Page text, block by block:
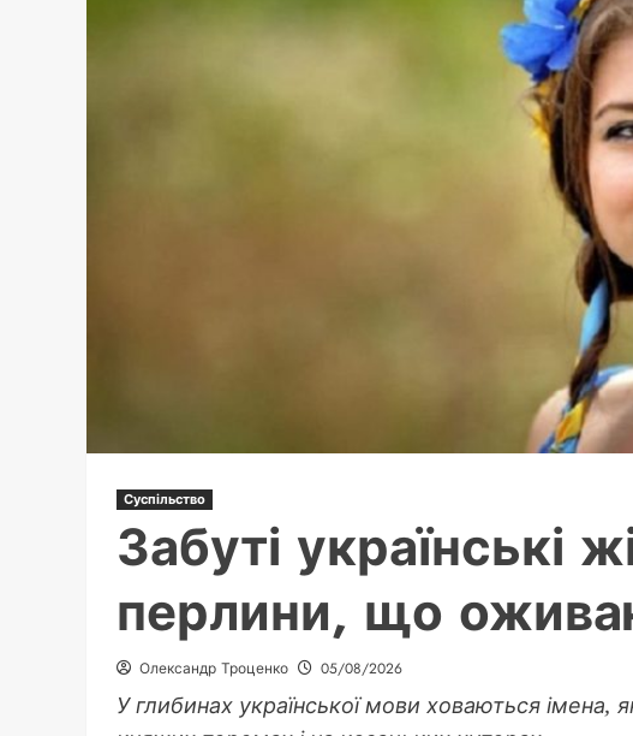
сучасні
Суспільство
Забуті українські
перлини, що
Олександр Троценко 05/08/2026
У глибинах української мови ховаються імена,